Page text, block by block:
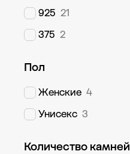
925 21
375 2
Пол
Женские 4
Унисекс 3
Количество камней